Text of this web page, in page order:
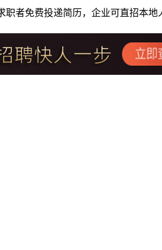
者免费投递简历，企业可直招本